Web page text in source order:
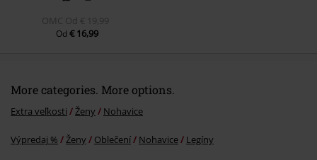
Bol vám tento komentár užitočný?
OMC Od € 19,99
Od € 16,99
More categories. More options.
Extra veľkosti Ženy Nohavice
Výpredaj % Ženy Oblečení Nohavice Legíny